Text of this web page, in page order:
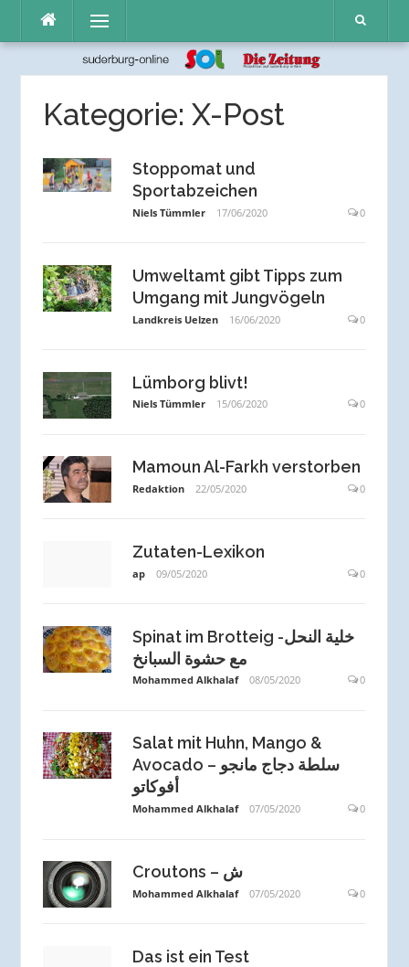
Inhalt
Menü
Kategorie: X-Post
Stoppomat und
Sportabzeichen
Niels Tümmler 17/06/2020 0
Umweltamt gibt Tipps zum
Umgang mit Jungvögeln
Landkreis Uelzen 16/06/2020 0
Lümborg blivt!
Niels Tümmler 15/06/2020 0
Mamoun Al-Farkh verstorben
Redaktion 22/05/2020 0
Zutaten-Lexikon
ap 09/05/2020 0
Spinat im Brotteig -خلية النحل
مع حشوة السبانخ
Mohammed Alkhalaf 08/05/2020 0
Salat mit Huhn, Mango &
Avocado – سلطة دجاج مانجو
أفوكاتو
Mohammed Alkhalaf 07/05/2020 0
Croutons – ش
Mohammed Alkhalaf 07/05/2020 0
Das ist ein Test